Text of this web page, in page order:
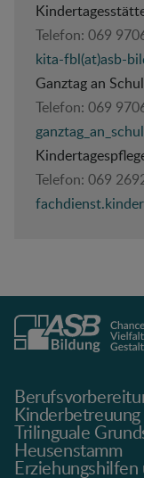
Telefon: 069
kita-fbl(at)asb-
Ganztag an
Telefon: 069
Telefon: 069
Kinderbetreuung
Trilinguale
Heusenstamm